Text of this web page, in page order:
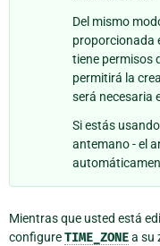
Del mismo
proporcionada
tiene permisos
permitirá la
será necesaria
Si estás
antemano - el
Mientras que usted está
configureTIME_ZONEa su